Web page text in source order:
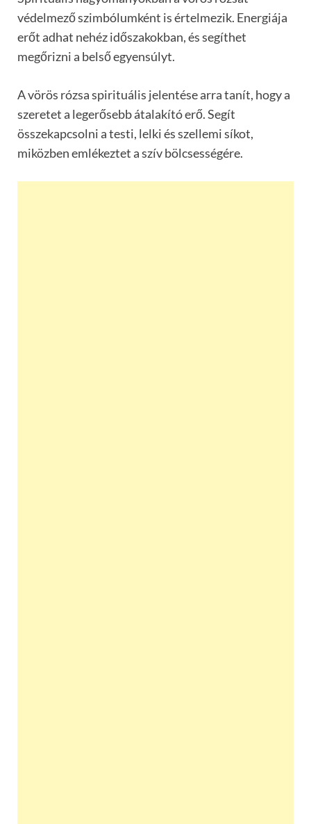
védelmező szimbólumként is értelmezik. Energiája
erőt adhat nehéz időszakokban, és segíthet
megőrizni a belső egyensúlyt.
A vörös rózsa spirituális jelentése arra tanít, hogy a
szeretet a legerősebb átalakító erő. Segít
összekapcsolni a testi, lelki és szellemi síkot,
miközben emlékeztet a szív bölcsességére.